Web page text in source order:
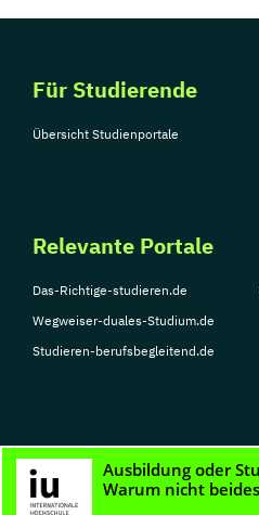
Für Studierende
Übersicht Studienportale
Relevante Portale
Das-Richtige-studieren.de
Wegweiser-duales-Studium.de
Studieren-berufsbegleitend.de
© Copyright 2026, TarGroup Media GmbH